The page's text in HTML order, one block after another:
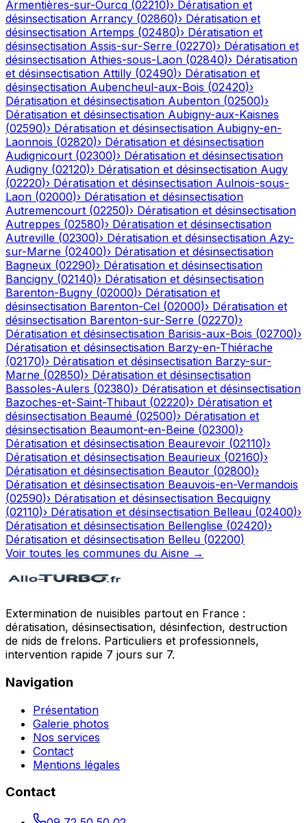
Armentières-sur-Ourcq (02210)› Dératisation et
désinsectisation Arrancy (02860)› Dératisation et
désinsectisation Artemps (02480)› Dératisation et
désinsectisation Assis-sur-Serre (02270)› Dératisation et
désinsectisation Athies-sous-Laon (02840)› Dératisation
et désinsectisation Attilly (02490)› Dératisation et
désinsectisation Aubencheul-aux-Bois (02420)›
Dératisation et désinsectisation Aubenton (02500)›
Dératisation et désinsectisation Aubigny-aux-Kaisnes
(02590)› Dératisation et désinsectisation Aubigny-en-
Laonnois (02820)› Dératisation et désinsectisation
Audignicourt (02300)› Dératisation et désinsectisation
Audigny (02120)› Dératisation et désinsectisation Augy
(02220)› Dératisation et désinsectisation Aulnois-sous-
Laon (02000)› Dératisation et désinsectisation
Autremencourt (02250)› Dératisation et désinsectisation
Autreppes (02580)› Dératisation et désinsectisation
Autreville (02300)› Dératisation et désinsectisation Azy-
sur-Marne (02400)› Dératisation et désinsectisation
Bagneux (02290)› Dératisation et désinsectisation
Bancigny (02140)› Dératisation et désinsectisation
Barenton-Bugny (02000)› Dératisation et
désinsectisation Barenton-Cel (02000)› Dératisation et
désinsectisation Barenton-sur-Serre (02270)›
Dératisation et désinsectisation Barisis-aux-Bois (02700)›
Dératisation et désinsectisation Barzy-en-Thiérache
(02170)› Dératisation et désinsectisation Barzy-sur-
Marne (02850)› Dératisation et désinsectisation
Bassoles-Aulers (02380)› Dératisation et désinsectisation
Bazoches-et-Saint-Thibaut (02220)› Dératisation et
désinsectisation Beaumé (02500)› Dératisation et
désinsectisation Beaumont-en-Beine (02300)›
Dératisation et désinsectisation Beaurevoir (02110)›
Dératisation et désinsectisation Beaurieux (02160)›
Dératisation et désinsectisation Beautor (02800)›
Dératisation et désinsectisation Beauvois-en-Vermandois
(02590)› Dératisation et désinsectisation Becquigny
(02110)› Dératisation et désinsectisation Belleau (02400)›
Dératisation et désinsectisation Bellenglise (02420)›
Dératisation et désinsectisation Belleu (02200)
Voir toutes les communes du Aisne →
Extermination de nuisibles partout en France :
dératisation, désinsectisation, désinfection, destruction
de nids de frelons. Particuliers et professionnels,
intervention rapide 7 jours sur 7.
Navigation
Présentation
Galerie photos
Nos services
Contact
Mentions légales
Contact